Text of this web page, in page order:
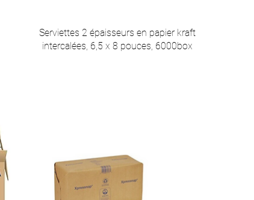
Serviettes 2 épaisseurs en papier kraft
intercalées, 6,5 x 8 pouces, 6000box